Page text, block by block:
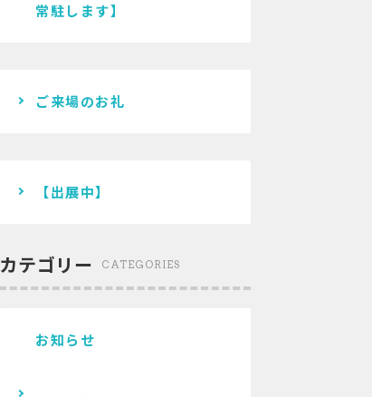
常駐します】
ご来場のお礼
【出展中】
カテゴリー CATEGORIES
お知らせ